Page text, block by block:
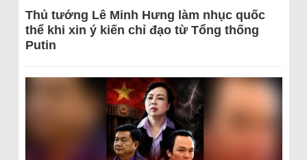
Thủ tướng Lê Minh Hưng làm nhục quốc
thể khi xin ý kiến chỉ đạo từ Tổng thống
Putin